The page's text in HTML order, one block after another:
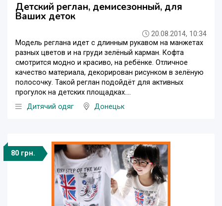
Детский реглан, демисезонный, для
Ваших деток
20.08.2014, 10:34
Модель реглана идет с длинным рукавом на манжетах
разных цветов и на груди зелёный карман. Кофта
смотрится модно и красиво, на ребёнке. Отличное
качество материала, декорирован рисунком в зелёную
полосочку. Такой реглан подойдёт для активных
прогулок на детских площадках....
Дитячий одяг
Донецьк
80 грн.